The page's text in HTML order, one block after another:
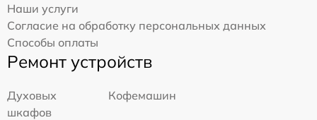
Наши услуги
Согласие на обработку персональных данных
Способы оплаты
Ремонт устройств
Духовых
шкафов
Кофемашин